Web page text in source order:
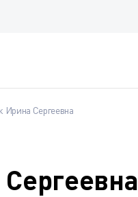
Ирина Сергеевна